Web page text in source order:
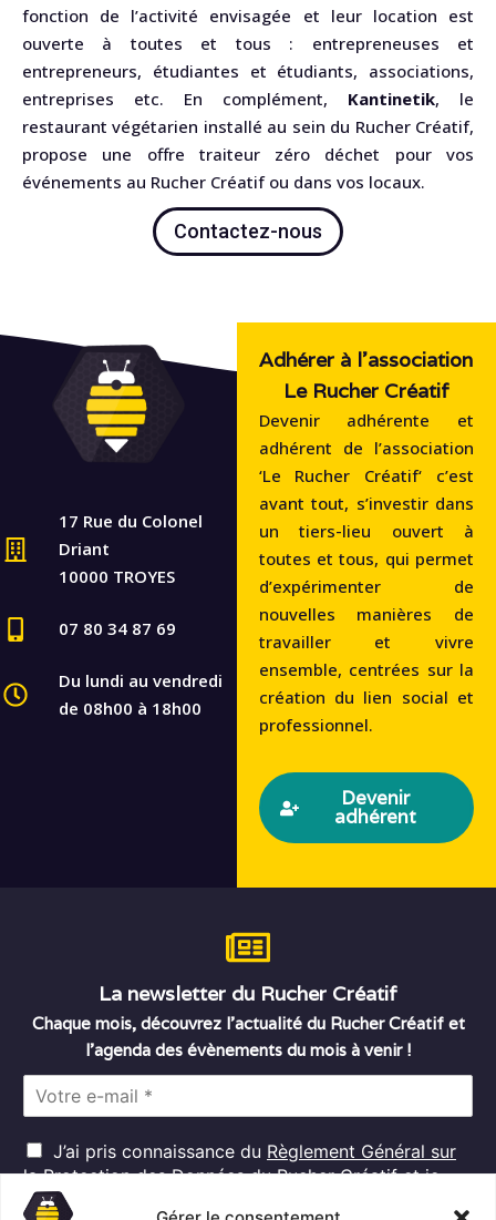
fonction de l’activité envisagée et leur location est
ouverte à toutes et tous : entrepreneuses et
entrepreneurs, étudiantes et étudiants, associations,
entreprises etc. En complément, Kantinetik, le
restaurant végétarien installé au sein du Rucher Créatif,
propose une offre traiteur zéro déchet pour vos
événements au Rucher Créatif ou dans vos locaux.
Contactez-nous
17 Rue du Colonel
Driant
10000 TROYES
07 80 34 87 69
Du lundi au vendredi
de 08h00 à 18h00
Adhérer à l'association
Le Rucher Créatif
Devenir adhérente et
adhérent de l’association
‘Le Rucher Créatif‘ c’est
avant tout, s’investir dans
un tiers-lieu ouvert à
toutes et tous, qui permet
d’expérimenter de
nouvelles manières de
travailler et vivre
ensemble, centrées sur la
création du lien social et
professionnel.
Devenir
adhérent
La newsletter du Rucher Créatif
Chaque mois, découvrez l’actualité du Rucher Créatif et
l’agenda des évènements du mois à venir !
l
*
R
G
D
P
J’ai pris connaissance du Règlement Général sur
la Protection des Donnéesdu Rucher Créatif et je
consens au traitement de mes données personnelles